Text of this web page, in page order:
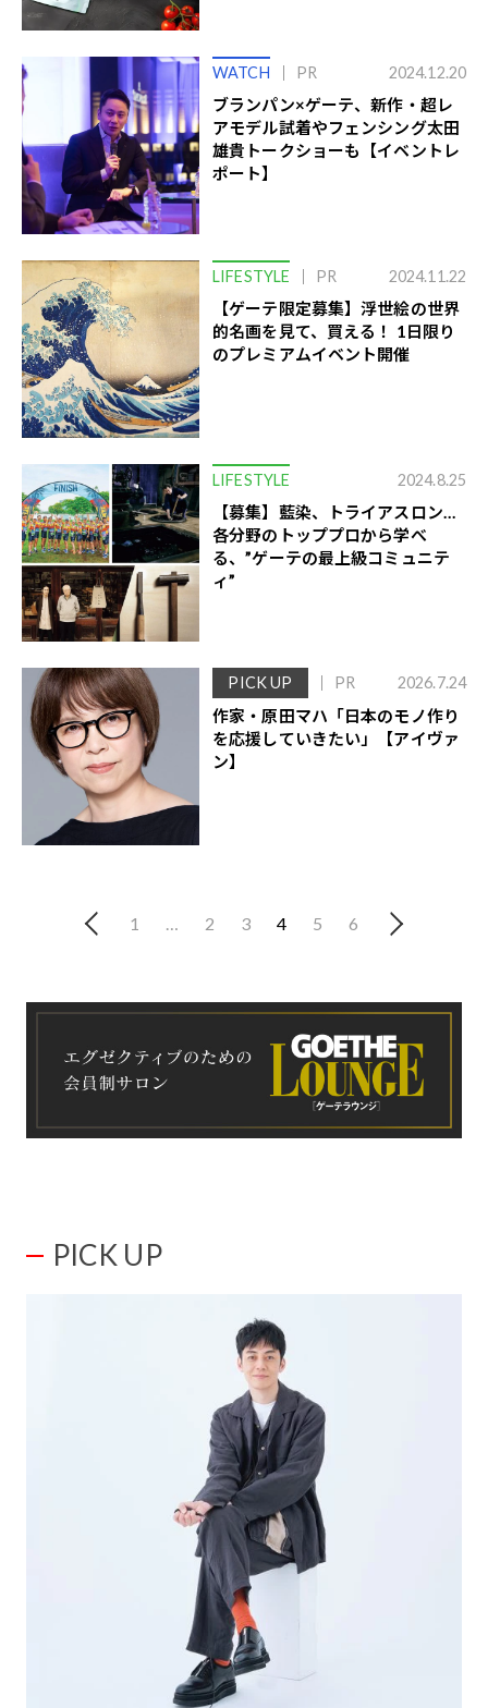
WATCH PR 2024.12.20
ブランパン×ゲーテ、新作・超レ
アモデル試着やフェンシング太田
雄貴トークショーも【イベントレ
ポート】
LIFESTYLE PR 2024.11.22
【ゲーテ限定募集】浮世絵の世界
的名画を見て、買える！ 1日限り
のプレミアムイベント開催
LIFESTYLE 2024.8.25
【募集】藍染、トライアスロン…
各分野のトッププロから学べ
る、”ゲーテの最上級コミュニテ
ィ”
PICK UP PR 2026.7.24
作家・原田マハ「日本のモノ作り
を応援していきたい」【アイヴァ
ン】
1 … 2 3 4 5 6
PICK UP